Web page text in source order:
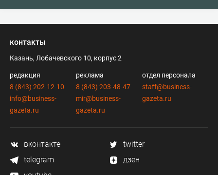
контакты
Казань, Лобачевского 10, корпус 2
редакция
8 (843) 202-12-10
info@business-
gazeta.ru
реклама
8 (843) 203-48-47
mir@business-
gazeta.ru
отдел персонала
staff@business-
gazeta.ru
вконтакте
twitter
telegram
дзен